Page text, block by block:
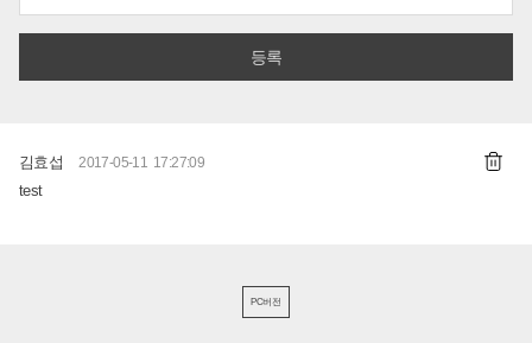
김효섭 2017-05-11 17:27:09
test
PC버전